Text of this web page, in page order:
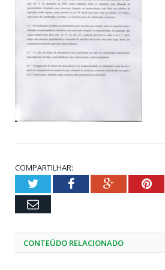
COMPARTILHAR:
TwitterFacebookGoogle+
Email
CONTEÚDO RELACIONADO